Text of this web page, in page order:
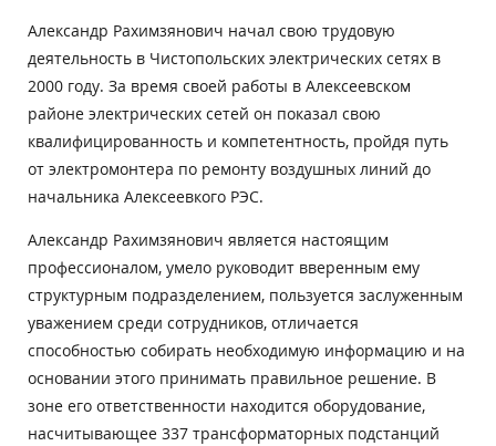
Александр Рахимзянович начал свою трудовую
деятельность в Чистопольских электрических сетях в
2000 году. За время своей работы в Алексеевском
районе электрических сетей он показал свою
квалифицированность и компетентность, пройдя путь
от электромонтера по ремонту воздушных линий до
начальника Алексеевкого РЭС.
Александр Рахимзянович является настоящим
профессионалом, умело руководит вверенным ему
структурным подразделением, пользуется заслуженным
уважением среди сотрудников, отличается
способностью собирать необходимую информацию и на
основании этого принимать правильное решение. В
зоне его ответственности находится оборудование,
насчитывающее 337 трансформаторных подстанций